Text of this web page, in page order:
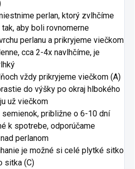
perlan, ktorý zvlhčíme
aby boli rovnomerne
perlanu a prikryjeme viečkom
cca 2-4x navlhčíme, je
vždy prikryjeme viečkom (A)
do výšky po okraj hlbokého
už viečkom
približne o 6-10 dní
k spotrebe, odporúčame
perlanom
je možné si celé plytké sitko
sitka (C)